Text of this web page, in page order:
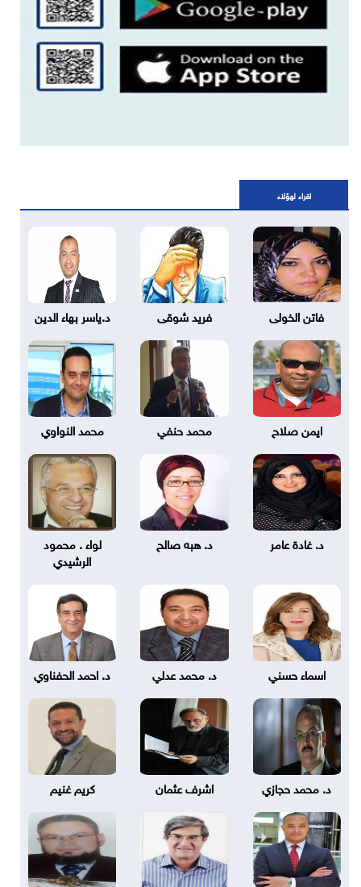
اقراء لهؤلاء
فاتن الخولى فريد شوقى د.ياسر بهاء الدين
ايمن صلاح محمد حنفي محمد النواوي
د. غادة عامر د. هبه صالح
لواء . محمود
الرشيدي
اسماء حسني د. محمد عدلي د. احمد الحفناوي
د. محمد حجازي اشرف عثمان كريم غنيم